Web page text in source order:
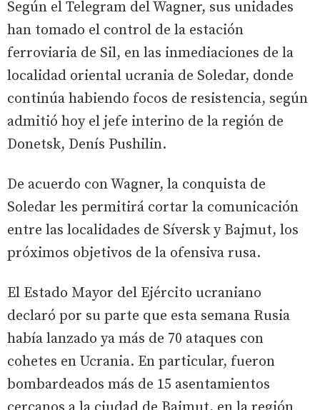
Según el Telegram del Wagner, sus unidades
han tomado el control de la estación
ferroviaria de Sil, en las inmediaciones de la
localidad oriental ucrania de Soledar, donde
continúa habiendo focos de resistencia, según
admitió hoy el jefe interino de la región de
Donetsk, Denís Pushilin.
De acuerdo con Wagner, la conquista de
Soledar les permitirá cortar la comunicación
entre las localidades de Síversk y Bajmut, los
próximos objetivos de la ofensiva rusa.
El Estado Mayor del Ejército ucraniano
declaró por su parte que esta semana Rusia
había lanzado ya más de 70 ataques con
cohetes en Ucrania. En particular, fueron
bombardeados más de 15 asentamientos